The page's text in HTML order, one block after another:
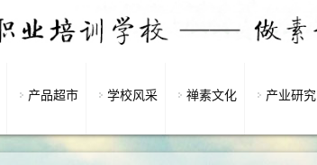
产品超市 学校风采 禅素文化 产业研究